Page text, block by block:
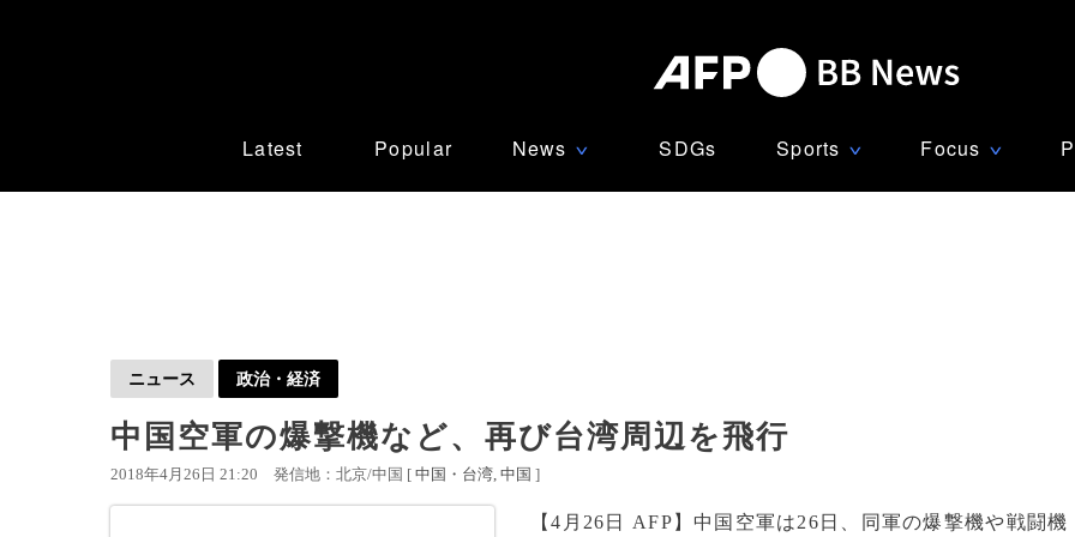
Latest Popular News ∨ SDGs Sports ∨ Focus ∨
ニュース 政治・経済
中国空軍の爆撃機など、再び台湾周辺を飛行
2018年4月26日 21:20 発信地：北京/中国 [ 中国・台湾 中国 ]
【4月26日 AFP】中国空軍は26日、同軍の爆撃機や戦闘機